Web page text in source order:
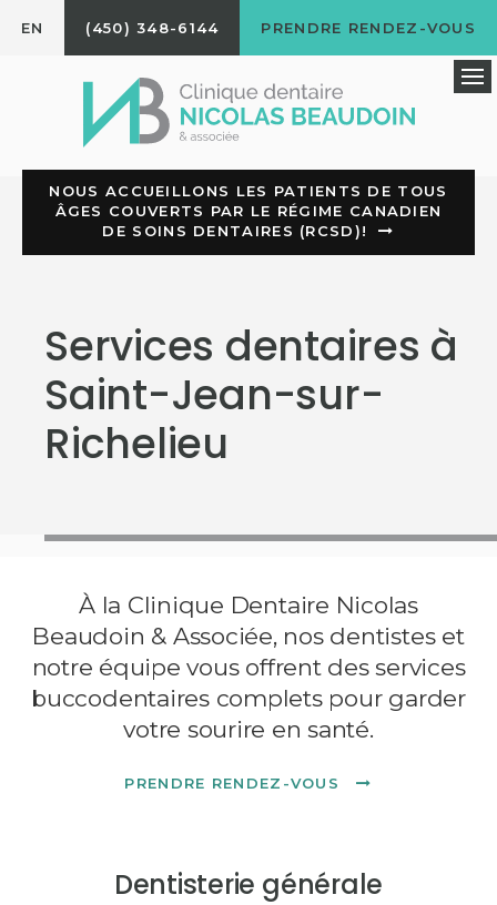
EN (450) 348-6144 PRENDRE RENDEZ-VOUS
NOUS ACCUEILLONS LES PATIENTS DE TOUS
ÂGES COUVERTS PAR LE RÉGIME CANADIEN
DE SOINS DENTAIRES (RCSD)!
Services dentaires à
Saint-Jean-sur-
Richelieu
À la Clinique Dentaire Nicolas
Beaudoin & Associée, nos dentistes et
notre équipe vous offrent des services
buccodentaires complets pour garder
votre sourire en santé.
PRENDRE RENDEZ-VOUS
Dentisterie générale